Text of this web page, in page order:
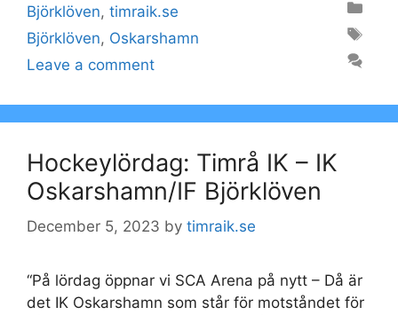
Categories
Björklöven, timraik.se
Tags
Björklöven, Oskarshamn
Leave a comment
Hockeylördag: Timrå IK – IK
Oskarshamn/IF Björklöven
December 5, 2023 by timraik.se
“På lördag öppnar vi SCA Arena på nytt – Då är
det IK Oskarshamn som står för motståndet för